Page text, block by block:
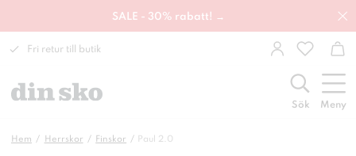
SALE - 30% rabatt! →
Fri retur till butik
Sök Meny
Hem Herrskor Finskor Paul 2.0